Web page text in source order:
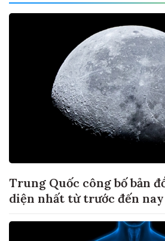
Trung Quốc công bố bản
diện nhất từ trước đến